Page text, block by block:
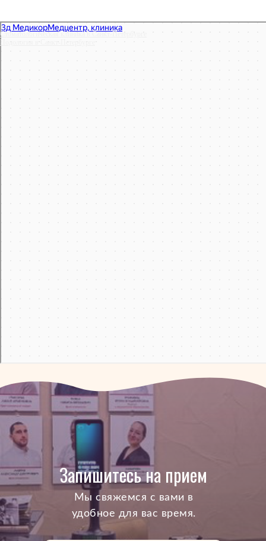
Стоматологическая клиника в Санкт‑Петербурге
Запишитесь на прием
Mы свяжемся с вами в
удобное для вас время.